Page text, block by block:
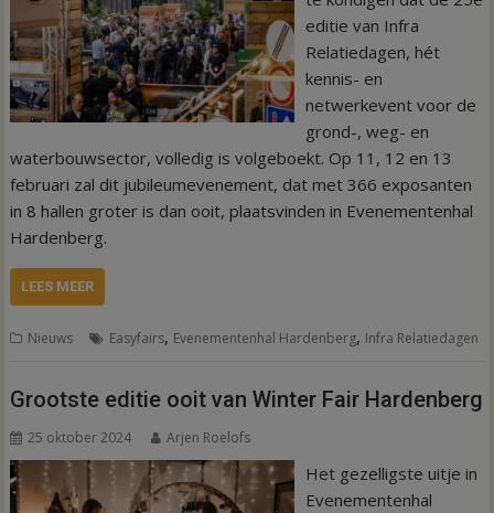
editie van Infra
Relatiedagen, hét
kennis- en
netwerkevent voor de
grond-, weg- en
waterbouwsector, volledig is volgeboekt. Op 11, 12 en 13
februari zal dit jubileumevenement, dat met 366 exposanten
in 8 hallen groter is dan ooit, plaatsvinden in Evenementenhal
Hardenberg.
LEES MEER
Nieuws Easyfairs, Evenementenhal Hardenberg, Infra Relatiedagen
Grootste editie ooit van Winter Fair Hardenberg
25 oktober 2024 Arjen Roelofs
Het gezelligste uitje in
Evenementenhal